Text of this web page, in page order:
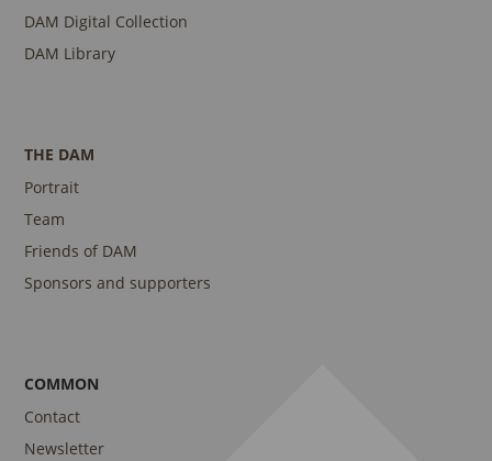
DAM Digital Collection
DAM Library
THE DAM
Portrait
Team
Friends of DAM
Sponsors and supporters
COMMON
Contact
Newsletter